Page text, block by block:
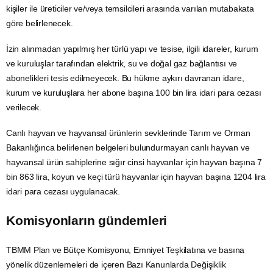
kişiler ile üreticiler ve/veya temsilcileri arasında varılan mutabakata
göre belirlenecek.
İzin alınmadan yapılmış her türlü yapı ve tesise, ilgili idareler, kurum
ve kuruluşlar tarafından elektrik, su ve doğal gaz bağlantısı ve
abonelikleri tesis edilmeyecek. Bu hükme aykırı davranan idare,
kurum ve kuruluşlara her abone başına 100 bin lira idari para cezası
verilecek.
Canlı hayvan ve hayvansal ürünlerin sevklerinde Tarım ve Orman
Bakanlığınca belirlenen belgeleri bulundurmayan canlı hayvan ve
hayvansal ürün sahiplerine sığır cinsi hayvanlar için hayvan başına 7
bin 863 lira, koyun ve keçi türü hayvanlar için hayvan başına 1204 lira
idari para cezası uygulanacak.
Komisyonların gündemleri
TBMM Plan ve BütçeKomisyonu, Emniyet Teşkilatına ve basına
yönelik düzenlemeleri de içeren Bazı Kanunlarda Değişiklik